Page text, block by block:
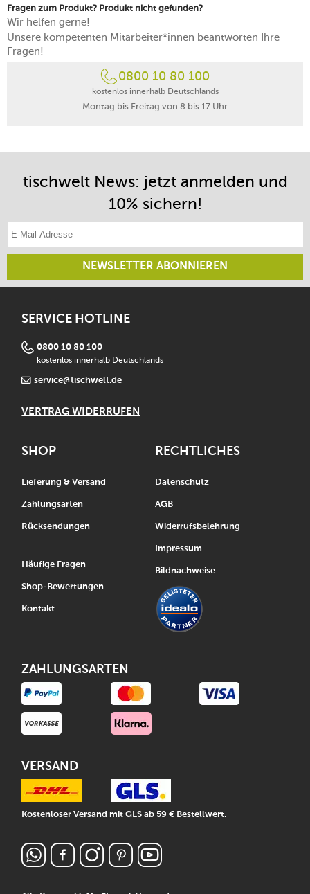
Fragen zum Produkt? Produkt nicht gefunden?
Wir helfen gerne!
Unsere kompetenten Mitarbeiter*innen beantworten Ihre
Fragen!
0800 10 80 100
kostenlos innerhalb Deutschlands
Montag bis Freitag von 8 bis 17 Uhr
tischwelt News: jetzt anmelden und
10% sichern!
NEWSLETTER ABONNIEREN
SERVICE HOTLINE
0800 10 80 100
kostenlos innerhalb Deutschlands
service@tischwelt.de
VERTRAG WIDERRUFEN
SHOP
Lieferung & Versand
Zahlungsarten
Rücksendungen
Häufige Fragen
Shop-Bewertungen
Kontakt
RECHTLICHES
Datenschutz
AGB
Widerrufsbelehrung
Impressum
Bildnachweise
ZAHLUNGSARTEN
VERSAND
Kostenloser Versand mit GLS ab 59 € Bestellwert.